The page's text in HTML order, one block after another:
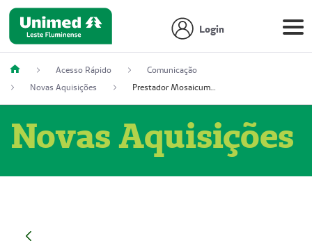
Login
Acesso Rápido
Comunicação
Novas Aquisições
Prestador Mosaicum Espaço Clínico Eireli (51004355-5)
Novas Aquisições